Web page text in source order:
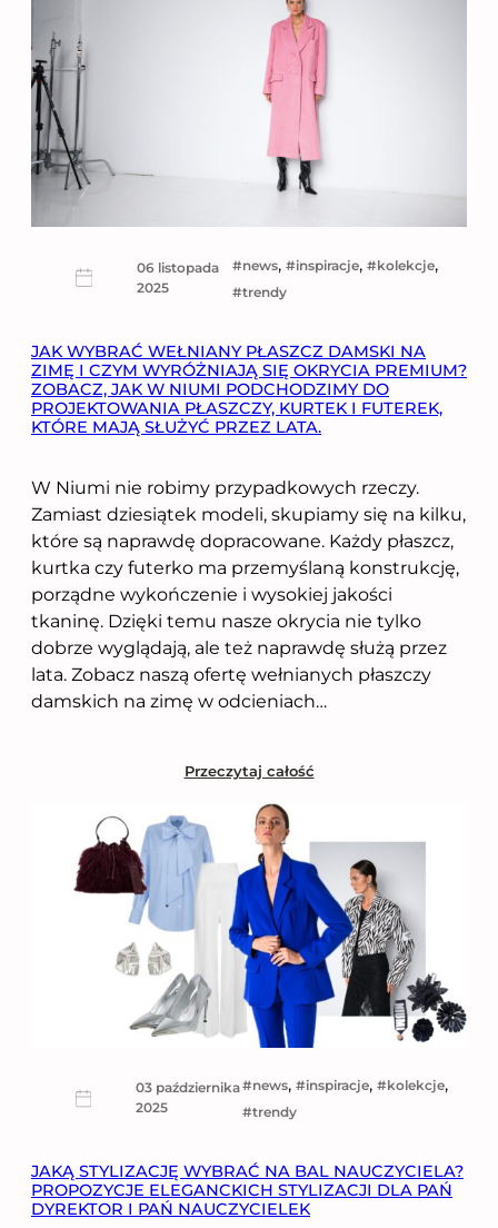
06 listopada
2025
news, inspiracje, kolekcje ,
trendy
JAK WYBRAĆ WEŁNIANY PŁASZCZ DAMSKI NA
ZIMĘ I CZYM WYRÓŻNIAJĄ SIĘ OKRYCIA PREMIUM?
ZOBACZ, JAK W NIUMI PODCHODZIMY DO
PROJEKTOWANIA PŁASZCZY, KURTEK I FUTEREK,
KTÓRE MAJĄ SŁUŻYĆ PRZEZ LATA.
W Niumi nie robimy przypadkowych rzeczy.
Zamiast dziesiątek modeli, skupiamy się na kilku,
które są naprawdę dopracowane. Każdy płaszcz,
kurtka czy futerko ma przemyślaną konstrukcję,
porządne wykończenie i wysokiej jakości
tkaninę. Dzięki temu nasze okrycia nie tylko
dobrze wyglądają, ale też naprawdę służą przez
lata. Zobacz naszą ofertę wełnianych płaszczy
damskich na zimę w odcieniach…
Przeczytaj całość
03 października
2025
news, inspiracje, kolekcje
trendy
JAKĄ STYLIZACJĘ WYBRAĆ NA BAL NAUCZYCIELA?
PROPOZYCJE ELEGANCKICH STYLIZACJI DLA PAŃ
DYREKTOR I PAŃ NAUCZYCIELEK